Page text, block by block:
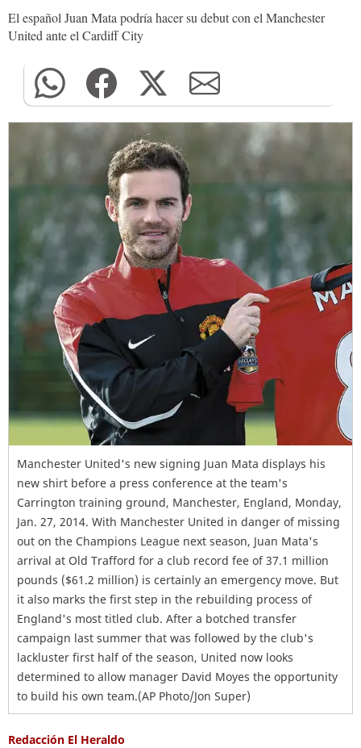
El español Juan Mata podría hacer su debut con el Manchester
United ante el Cardiff City
Manchester United's new signing Juan Mata displays his
new shirt before a press conference at the team's
Carrington training ground, Manchester, England, Monday,
Jan. 27, 2014. With Manchester United in danger of missing
out on the Champions League next season, Juan Mata's
arrival at Old Trafford for a club record fee of 37.1 million
pounds ($61.2 million) is certainly an emergency move. But
it also marks the first step in the rebuilding process of
England's most titled club. After a botched transfer
campaign last summer that was followed by the club's
lackluster first half of the season, United now looks
determined to allow manager David Moyes the opportunity
to build his own team.(AP Photo/Jon Super)
Redacción El Heraldo